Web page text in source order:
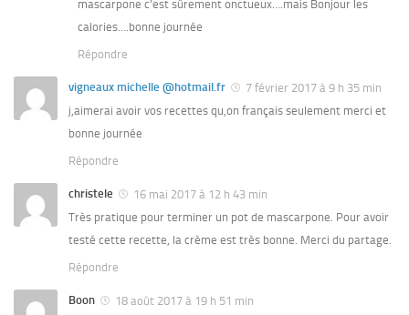
mascarpone c’est sûrement onctueux….mais Bonjour les
calories….bonne journée
Répondre
vigneaux michelle @hotmail.fr
7 février 2017 à 9 h 35 min
j,aimerai avoir vos recettes qu,on français seulement merci et
bonne journée
Répondre
christele
16 mai 2017 à 12 h 43 min
Très pratique pour terminer un pot de mascarpone. Pour avoir
testé cette recette, la crème est très bonne. Merci du partage.
Répondre
Boon
18 août 2017 à 19 h 51 min